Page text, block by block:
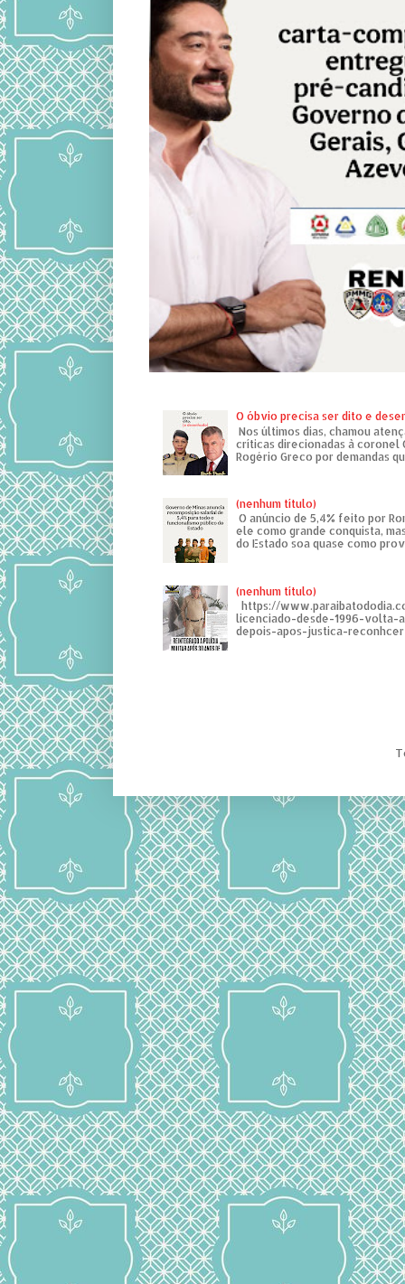
O óbvio precisa ser dito e
Nos últimos dias, chamou
críticas direcionadas à coronel
Rogério Greco por demandas
(nenhum título)
O anúncio de 5,4% feito por
ele como grande conquista,
do Estado soa quase como
(nenhum título)
https://
licenciado-desde-1996-volta-
depois-apos-justica-